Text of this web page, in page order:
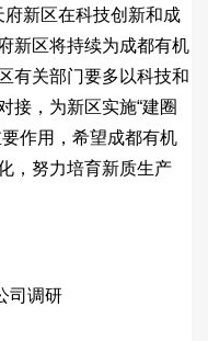
新区在科技创新和成
新区将持续为成都有机
有关部门要多以科技和
接，为新区实施“建圈
作用，希望成都有机
，努力培育新质生产